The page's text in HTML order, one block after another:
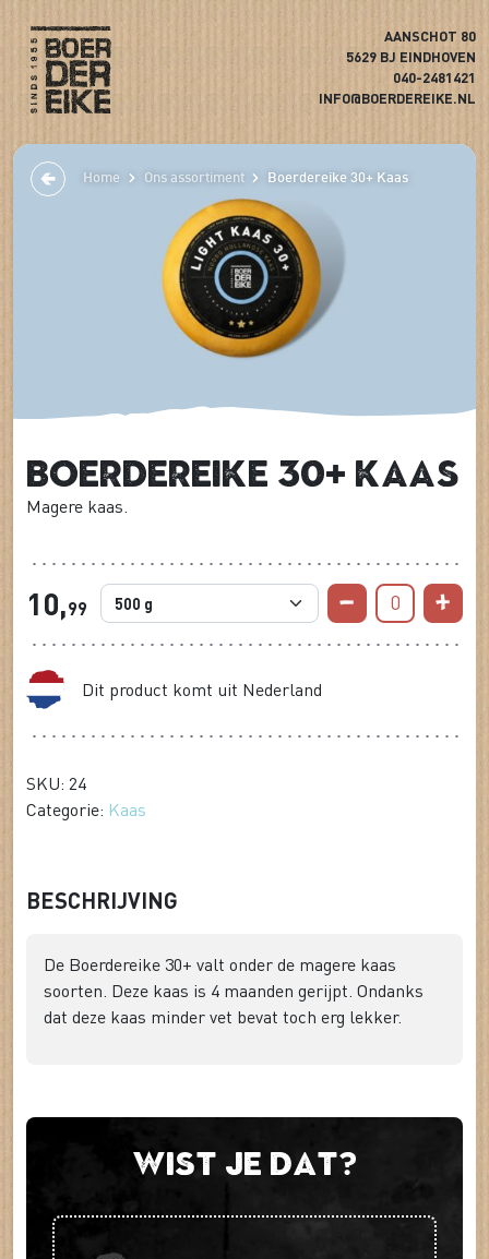
AANSCHOT 80
5629 BJ EINDHOVEN
040-2481421
INFO@BOERDEREIKE.NL
Home Ons assortiment Boerdereike 30+ Kaas
Boerdereike 30+ Kaas
Magere kaas.
10,99 0
Dit product komt uit Nederland
SKU: 24
Categorie: Kaas
BESCHRIJVING
De Boerdereike 30+ valt onder de magere kaas
soorten. Deze kaas is 4 maanden gerijpt. Ondanks
dat deze kaas minder vet bevat toch erg lekker.
Wist je dat?